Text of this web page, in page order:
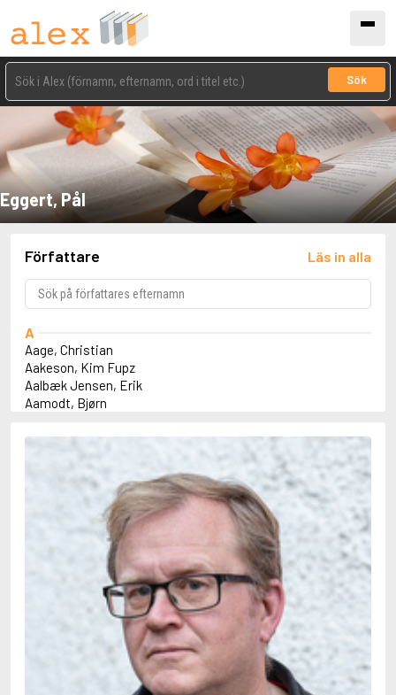
Sök
Eggert, Pål
Författare Läs in alla
A
Aage, Christian
Aakeson, Kim Fupz
Aalbæk Jensen, Erik
Aamodt, Bjørn
Abbey, Kieran
Abbott, John
Abbott, Megan
Abdel-Fattah, Randa
Abdolah, Kader
Abgarjan, Narine
Abish, Walter
Abrahams, Peter (f. 1919)
Abrahams, Peter (f. 1947)
Abrahamson, Emmy